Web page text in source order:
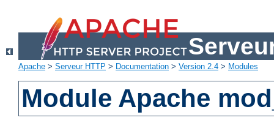
Apache > Serveur HTTP > Documentation > Version 2.4 > Modules
Module Apache